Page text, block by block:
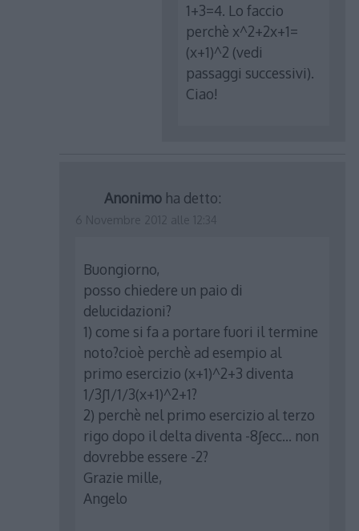
1+3=4. Lo faccio
perchè x^2+2x+1=
(x+1)^2 (vedi
passaggi successivi).
Ciao!
Anonimo ha detto:
Buongiorno,
posso chiedere un paio di
delucidazioni?
1) come si fa a portare fuori il termine
noto?cioè perchè ad esempio al
primo esercizio (x+1)^2+3 diventa
1/3∫1/1/3(x+1)^2+1?
2) perchè nel primo esercizio al terzo
rigo dopo il delta diventa -8∫ecc… non
dovrebbe essere -2?
Grazie mille,
Angelo